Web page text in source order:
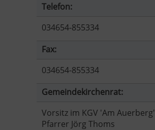
Telefon:
034654-855334
Fax:
034654-855334
Gemeindekirchenrat:
Vorsitz im KGV 'Am Auerberg'
Pfarrer Jörg Thoms